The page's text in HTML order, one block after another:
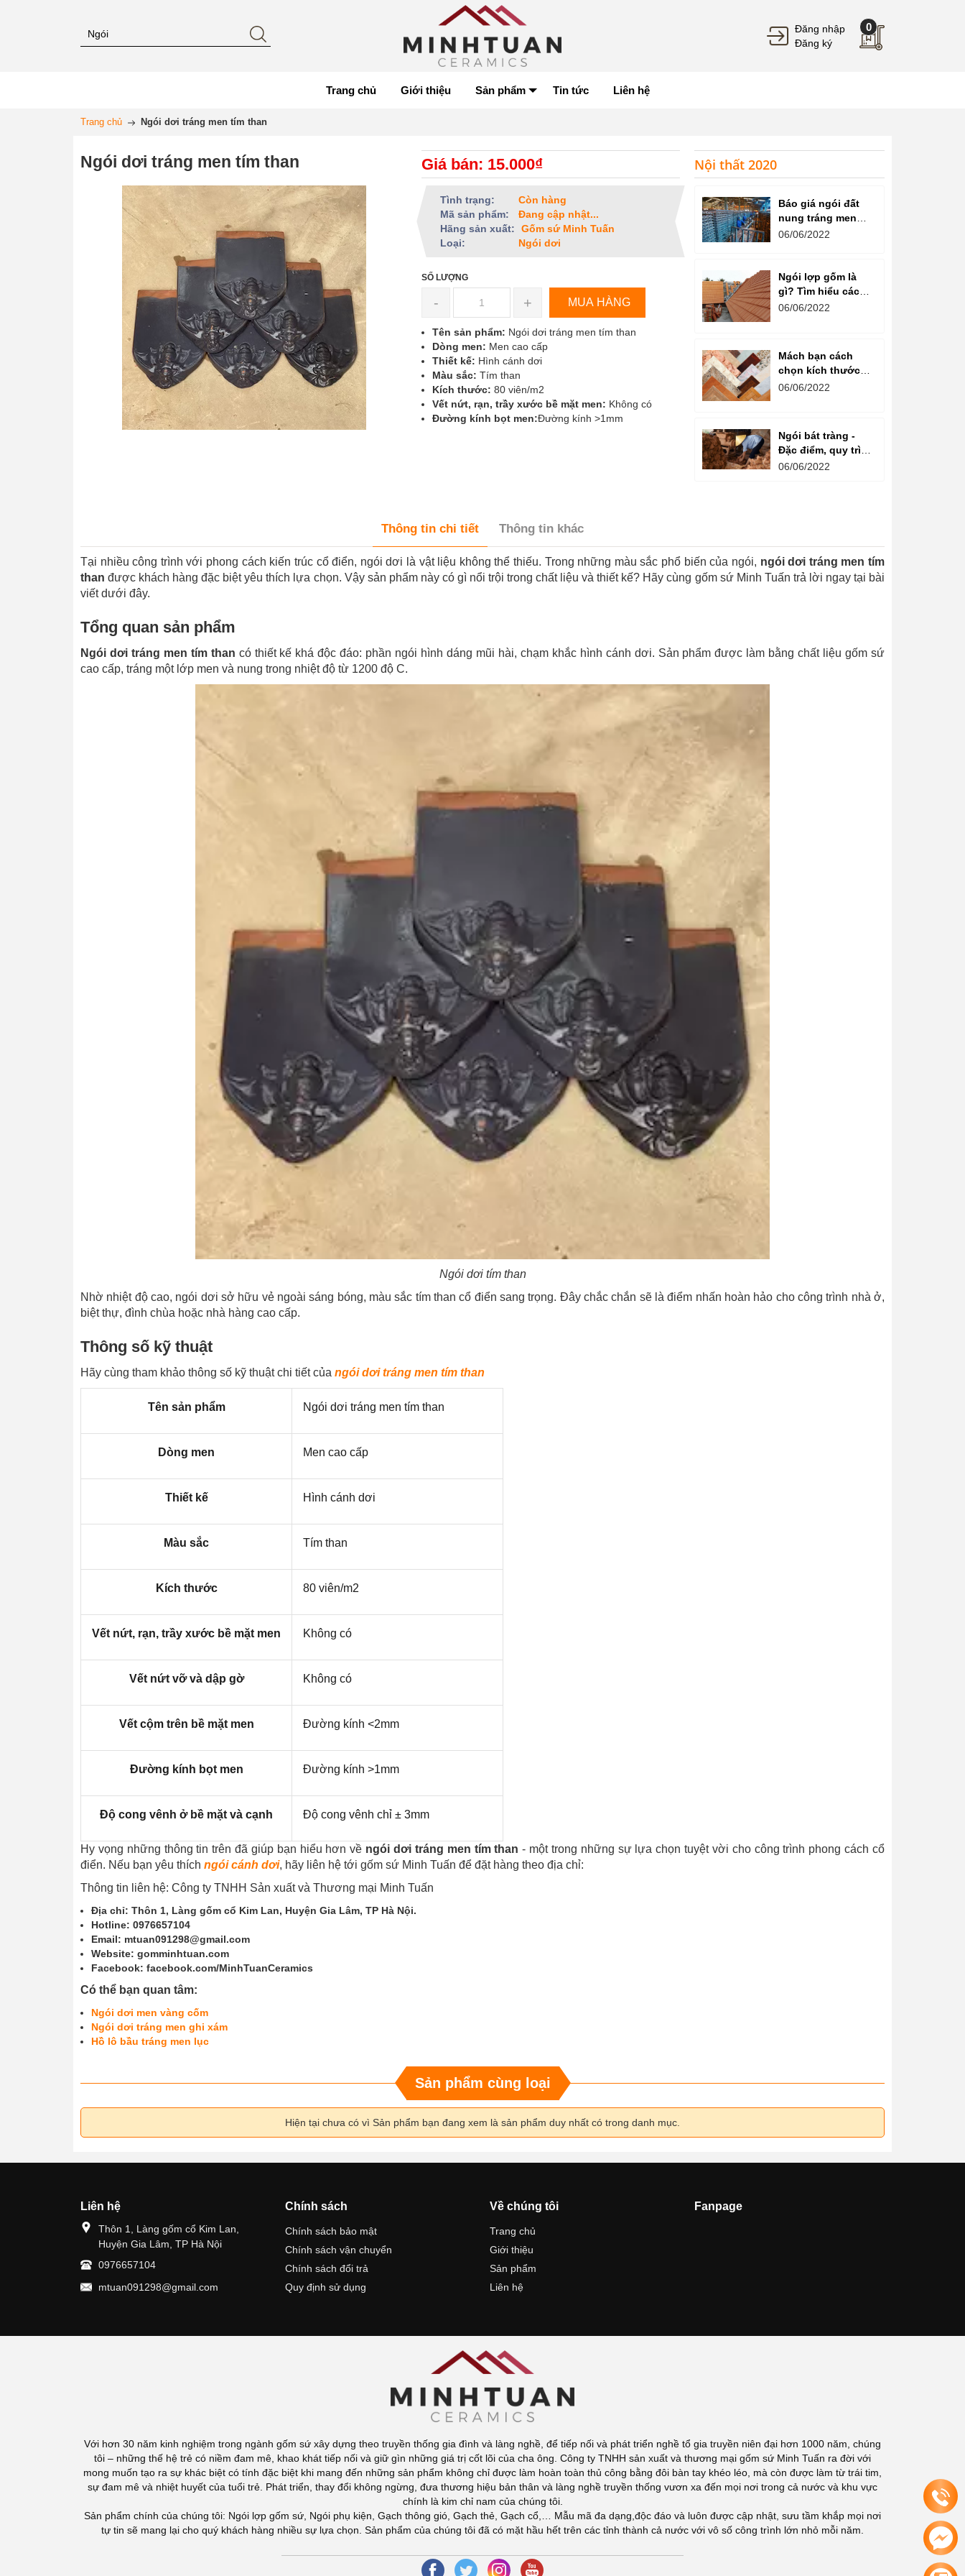
Đăng nhập
Đăng ký
0
Trang chủ Giới thiệu Sản phẩm Tin tức Liên hệ
Trang chủ Ngói dơi tráng men tím than
Ngói dơi tráng men tím than Giá bán: 15.000₫
Tình trạng:
Còn hàng
Mã sản phẩm:
Đang cập nhật...
Hãng sản xuất:
Gốm sứ Minh Tuấn
Loại:
Ngói dơi
SỐ LƯỢNG
- + MUA HÀNG
Tên sản phẩm: Ngói dơi tráng men tím than
Dòng men: Men cao cấp
Thiết kế: Hình cánh dơi
Màu sắc: Tím than
Kích thước: 80 viên/m2
Vết nứt, rạn, trầy xước bề mặt men: Không có
Đường kính bọt men:Đường kính >1mm
Nội thất 2020
Báo giá ngói đất
nung tráng men
mới nhất 2022
06/06/2022
Ngói lợp gốm là
gì? Tìm hiểu các
loại ngói gốm
06/06/2022
Mách bạn cách
chọn kích thước
gạch men phù hợp
06/06/2022
Ngói bát tràng -
Đặc điểm, quy trình
sản xuất và ứng
06/06/2022
Thông tin chi tiết Thông tin khác
Tại nhiều công trình với phong cách kiến trúc cổ điển, ngói dơi là vật liệu không thể thiếu. Trong những màu sắc phổ biến của ngói, ngói dơi tráng men tím
than được khách hàng đặc biệt yêu thích lựa chọn. Vậy sản phẩm này có gì nổi trội trong chất liệu và thiết kế? Hãy cùng gốm sứ Minh Tuấn trả lời ngay tại bài
viết dưới đây.
Tổng quan sản phẩm
Ngói dơi tráng men tím than có thiết kế khá độc đáo: phần ngói hình dáng mũi hài, chạm khắc hình cánh dơi. Sản phẩm được làm bằng chất liệu gốm sứ
cao cấp, tráng một lớp men và nung trong nhiệt độ từ 1200 độ C.
Ngói dơi tím than
Nhờ nhiệt độ cao, ngói dơi sở hữu vẻ ngoài sáng bóng, màu sắc tím than cổ điển sang trọng. Đây chắc chắn sẽ là điểm nhấn hoàn hảo cho công trình nhà ở,
biệt thự, đình chùa hoặc nhà hàng cao cấp.
Thông số kỹ thuật
Hãy cùng tham khảo thông số kỹ thuật chi tiết của ngói dơi tráng men tím than
Tên sản phẩm Ngói dơi tráng men tím than
Dòng men Men cao cấp
Thiết kế Hình cánh dơi
Màu sắc Tím than
Kích thước 80 viên/m2
Vết nứt, rạn, trầy xước bề mặt men Không có
Vết nứt vỡ và dập gờ Không có
Vết cộm trên bề mặt men Đường kính <2mm
Đường kính bọt men Đường kính >1mm
Độ cong vênh ở bề mặt và cạnh Độ cong vênh chỉ ± 3mm
Hy vọng những thông tin trên đã giúp bạn hiểu hơn về ngói dơi tráng men tím than- một trong những sự lựa chọn tuyệt vời cho công trình phong cách cổ
điển. Nếu bạn yêu thích ngói cánh dơi, hãy liên hệ tới gốm sứ Minh Tuấn để đặt hàng theo địa chỉ:
Thông tin liên hệ: Công ty TNHH Sản xuất và Thương mại Minh Tuấn
Địa chỉ: Thôn 1, Làng gốm cổ Kim Lan, Huyện Gia Lâm, TP Hà Nội.
Hotline: 0976657104
Email: mtuan091298@gmail.com
Website: gomminhtuan.com
Facebook: facebook.com/MinhTuanCeramics
Có thể bạn quan tâm:
Ngói dơi men vàng cốm
Ngói dơi tráng men ghi xám
Hồ lô bầu tráng men lục
Sản phẩm cùng loại
Hiện tại chưa có vì Sản phẩm bạn đang xem là sản phẩm duy nhất có trong danh mục.
Liên hệ
Thôn 1, Làng gốm cổ Kim Lan,
Huyện Gia Lâm, TP Hà Nội
0976657104
mtuan091298@gmail.com
Chính sách
Chính sách bảo mật
Chính sách vận chuyển
Chính sách đổi trả
Quy định sử dụng
Về chúng tôi
Trang chủ
Giới thiệu
Sản phẩm
Liên hệ
Fanpage
Với hơn 30 năm kinh nghiệm trong ngành gốm sứ xây dựng theo truyền thống gia đình và làng nghề, để tiếp nối và phát triển nghề tổ gia truyền niên đại hơn 1000 năm, chúng
tôi – những thế hệ trẻ có niềm đam mê, khao khát tiếp nối và giữ gìn những giá trị cốt lõi của cha ông. Công ty TNHH sản xuất và thương mại gốm sứ Minh Tuấn ra đời với
mong muốn tạo ra sự khác biệt có tính đặc biệt khi mang đến những sản phẩm không chỉ được làm hoàn toàn thủ công bằng đôi bàn tay khéo léo, mà còn được làm từ trái tim,
sự đam mê và nhiệt huyết của tuổi trẻ. Phát triển, thay đổi không ngừng, đưa thương hiệu bản thân và làng nghề truyền thống vươn xa đến mọi nơi trong cả nước và khu vực
chính là kim chỉ nam của chúng tôi.
Sản phẩm chính của chúng tôi: Ngói lợp gốm sứ, Ngói phụ kiện, Gạch thông gió, Gạch thẻ, Gạch cổ,… Mẫu mã đa dạng,độc đáo và luôn được cập nhật, sưu tầm khắp mọi nơi
tự tin sẽ mang lại cho quý khách hàng nhiều sự lựa chọn. Sản phẩm của chúng tôi đã có mặt hầu hết trên các tỉnh thành cả nước với vô số công trình lớn nhỏ mỗi năm.